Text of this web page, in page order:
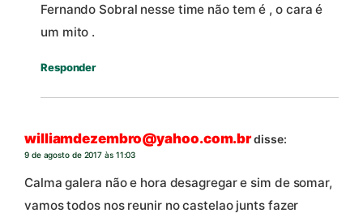
Fernando Sobral nesse time não tem é , o cara é
um mito .
Responder
williamdezembro@yahoo.com.brdisse:
9 de agosto de 2017 às 11:03
Calma galera não e hora desagregar e sim de somar,
vamos todos nos reunir no castelao junts fazer